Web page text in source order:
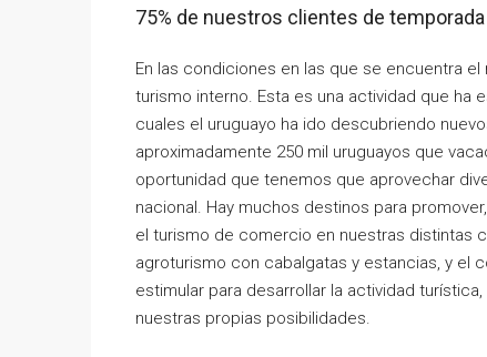
75% de nuestros clientes de temporada
En las condiciones en las que se encuentra
turismo interno. Esta es una actividad que
cuales el uruguayo ha ido descubriendo
aproximadamente 250 mil uruguayos que
oportunidad que tenemos que aprovechar
nacional. Hay muchos destinos para
el turismo de comercio en nuestras distintas
agroturismo con cabalgatas y estancias, y el
estimular para desarrollar la actividad
nuestras propias posibilidades.